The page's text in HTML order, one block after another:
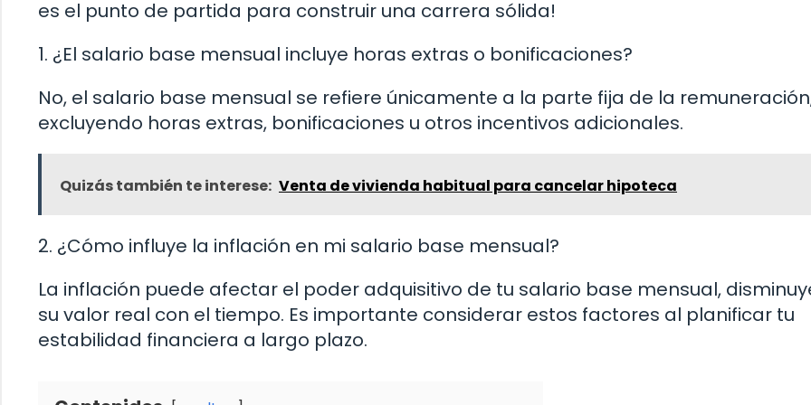
es el punto de partida para construir una carrera sólida!
1. ¿El salario base mensual incluye horas extras o bonificaciones?
No, el salario base mensual se refiere únicamente a la parte fija de la
excluyendo horas extras, bonificaciones u otros incentivos adicionales.
Quizás también te interese: Venta de vivienda habitual para cancelar hipoteca
2. ¿Cómo influye la inflación en mi salario base mensual?
La inflación puede afectar el poder adquisitivo de tu salario base mensual,
su valor real con el tiempo. Es importante considerar estos factores al planificar tu
estabilidad financiera a largo plazo.